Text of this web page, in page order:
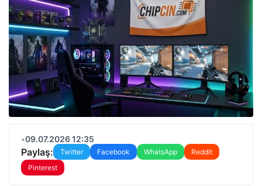
•09.07.2026 12:35
Paylaş: Twitter Facebook WhatsApp
Reddit
Pinterest